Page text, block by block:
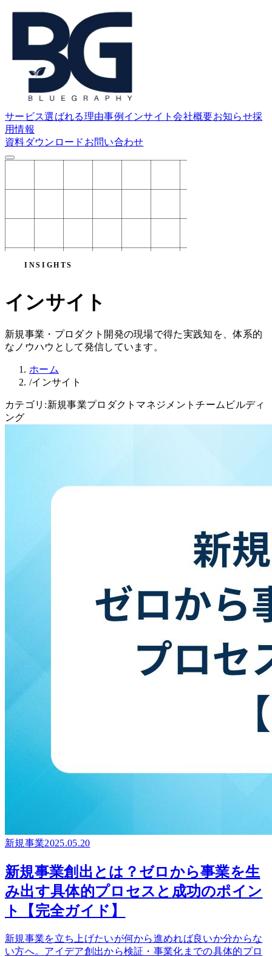
サービス選ばれる理由事例 インサイト会社概要お知らせ採
用情報
資料ダウンロード お問い合わせ
INSIGHTS
インサイト
新規事業・プロダクト開発の現場で得た実践知を、体系的
なノウハウとして発信しています。
ホーム
/インサイト
カテゴリ:新規事業プロダクトマネジメントチームビルディ
ング
新規事業2025.05.20
新規事業創出とは？ゼロから事業を生
み出す具体的プロセスと成功のポイン
ト【完全ガイド】
新規事業を立ち上げたいが何から進めれば良いか分からな
い方へ。アイデア創出から検証・事業化までの具体的プロ